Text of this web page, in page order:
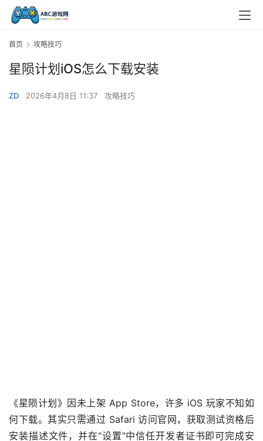
首页 攻略技巧
星陨计划iOS怎么下载安装
ZD 2026年4月8日 11:37 攻略技巧
《星陨计划》因未上架 App Store，许多 iOS 玩家不知如
何下载。其实只需通过 Safari 访问官网，获取测试资格后
安装描述文件，并在“设置”中信任开发者证书即可完成安